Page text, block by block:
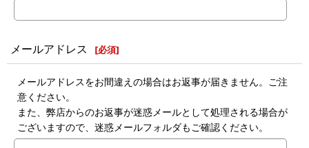
メールアドレス [必須]
メールアドレスをお間違えの場合はお返事が届きません。ご注
意ください。
また、弊店からのお返事が迷惑メールとして処理される場合が
ございますので、迷惑メールフォルダもご確認ください。